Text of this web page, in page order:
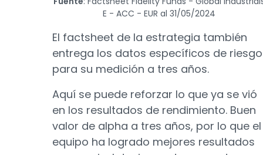
E - ACC - EUR al 31/05/2024
El factsheet de la estrategia también
entrega los datos específicos de riesgo
para su medición a tres años.
Aquí se puede reforzar lo que ya se vió
en los resultados de rendimiento. Buen
valor de alpha a tres años, por lo que el
equipo ha logrado mejores resultados